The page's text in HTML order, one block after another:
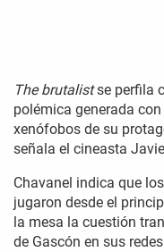
The brutalistse perfila
polémica generada con
xenófobos de su
señala el cineasta
Chavanel indica que
jugaron desde el
la mesa la cuestión
de Gascón en sus